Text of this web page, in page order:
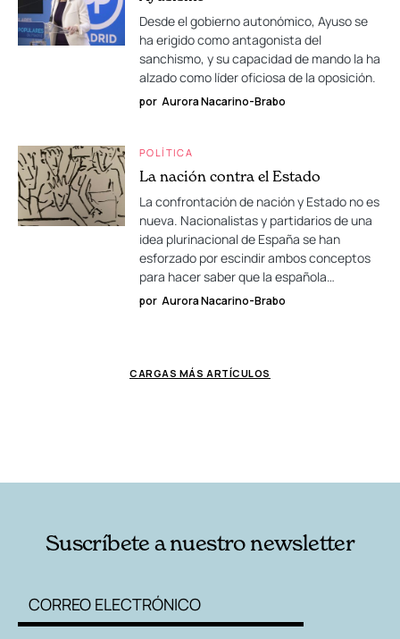
Desde el gobierno autonómico, Ayuso se
ha erigido como antagonista del
sanchismo, y su capacidad de mando la ha
alzado como líder oficiosa de la oposición.
por Aurora Nacarino-Brabo
POLÍTICA
La nación contra el Estado
La confrontación de nación y Estado no es
nueva. Nacionalistas y partidarios de una
idea plurinacional de España se han
esforzado por escindir ambos conceptos
para hacer saber que la española…
por Aurora Nacarino-Brabo
CARGAS MÁS ARTÍCULOS
Suscríbete a nuestro newsletter